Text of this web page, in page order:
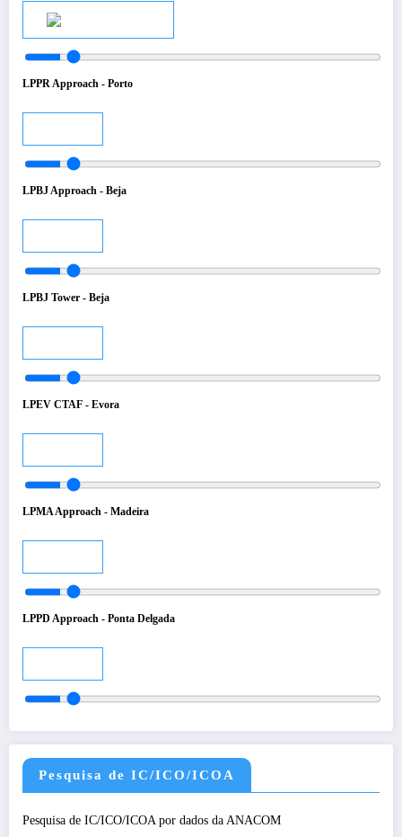
LPPR Approach - Porto
LPBJ Approach - Beja
LPBJ Tower - Beja
LPEV CTAF - Evora
LPMA Approach - Madeira
LPPD Approach - Ponta Delgada
Pesquisa de IC/ICO/ICOA
Pesquisa de IC/ICO/ICOA por dados da ANACOM